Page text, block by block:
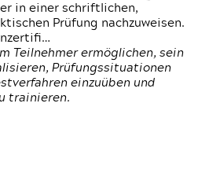
in einer schriftlichen,
Prüfung nachzuweisen.
Teilnehmer ermöglichen, sein
Prüfungssituationen
einzuüben und
trainieren.